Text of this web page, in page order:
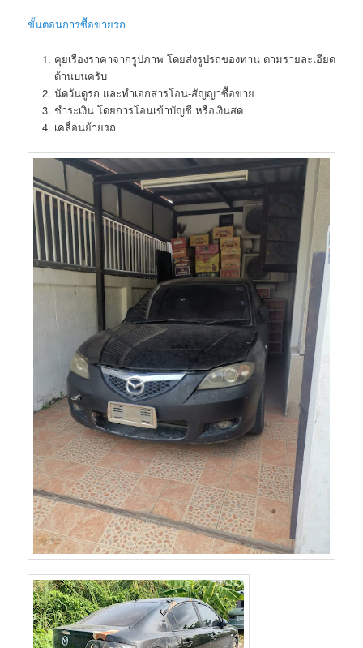
ขั้นตอนการซื้อขายรถ
คุยเรื่องราคาจากรูปภาพ โดยส่งรูปรถของท่าน ตามรายละเอียด
ด้านบนครับ
นัดวันดูรถ และทำเอกสารโอน-สัญญาซื้อขาย
ชำระเงิน โดยการโอนเข้าบัญชี หรือเงินสด
เคลื่อนย้ายรถ